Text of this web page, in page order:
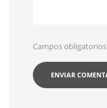
Campos obligatorios